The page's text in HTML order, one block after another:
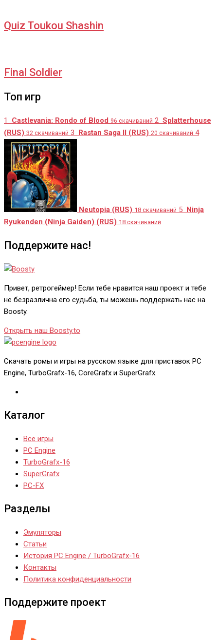
Quiz Toukou Shashin
Final Soldier
Топ игр
1 Castlevania: Rondo of Blood 96 скачиваний 2 Splatterhouse
(RUS) 32 скачиваний 3 Rastan Saga II (RUS) 20 скачиваний 4
Neutopia (RUS) 18 скачиваний 5 Ninja
Ryukenden (Ninja Gaiden) (RUS) 18 скачиваний
Поддержите нас!
Привет, ретрогеймер! Если тебе нравится наш проект и тебе
не безразлична его судьба, ты можешь поддержать нас на
Boosty.
Открыть наш Boosty.to
Скачать ромы и игры на русском языке для приставок PC
Engine, TurboGrafx-16, CoreGrafx и SuperGrafx.
Каталог
Все игры
PC Engine
TurboGrafx-16
SuperGrafx
PC-FX
Разделы
Эмуляторы
Статьи
История PC Engine / TurboGrafx-16
Контакты
Политика конфиденциальности
Поддержите проект